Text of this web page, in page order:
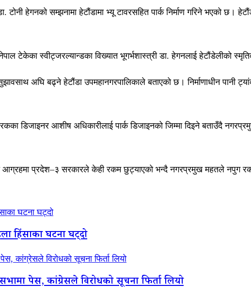
टोनी हेगनको सम्झनामा हेटौंडामा भ्यू टावरसहित पार्क निर्माण गरिने भएको छ।
टेकेका स्वीट्जरल्यान्डका विख्यात भूगर्भशास्त्री डा. हेगनलाई हेटौंडेलीको
अघि बढ्ने हेटौंडा उपमहानगरपालिकाले बताएको छ। निर्माणाधीन पानी
डिजाइनर आशीष अधिकारीलाई पार्क डिजाइनको जिम्मा दिइने बताउँदै
आग्रहमा प्रदेश–३ सरकारले केही रकम छुट्याएको भन्दै नगरप्रमुख महतले नपुग
घटना घट्दो
हिंसाका घटना घट्दो
कांग्रेसले विरोधको सूचना फिर्ता लियो
पेस, कांग्रेसले विरोधको सूचना फिर्ता लियो